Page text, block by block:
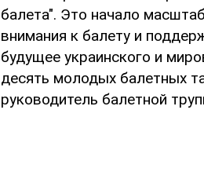
балета". Это начало
внимания к балету и
будущее украинского и
десять молодых балетных
руководитель балетной